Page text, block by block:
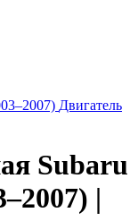
Двигатель
Subaru
|